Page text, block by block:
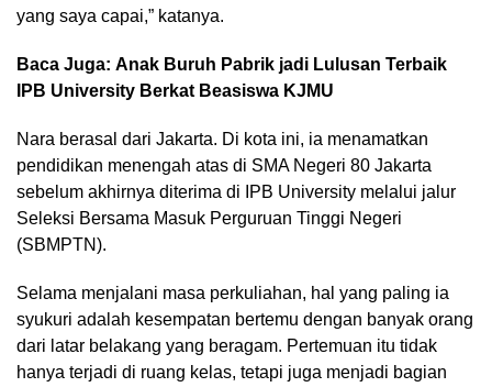
yang saya capai,” katanya.
Baca Juga: Anak Buruh Pabrik jadi Lulusan Terbaik
IPB University Berkat Beasiswa KJMU
Nara berasal dari Jakarta. Di kota ini, ia menamatkan
pendidikan menengah atas di SMA Negeri 80 Jakarta
sebelum akhirnya diterima di IPB University melalui jalur
Seleksi Bersama Masuk Perguruan Tinggi Negeri
(SBMPTN).
Selama menjalani masa perkuliahan, hal yang paling ia
syukuri adalah kesempatan bertemu dengan banyak orang
dari latar belakang yang beragam. Pertemuan itu tidak
hanya terjadi di ruang kelas, tetapi juga menjadi bagian